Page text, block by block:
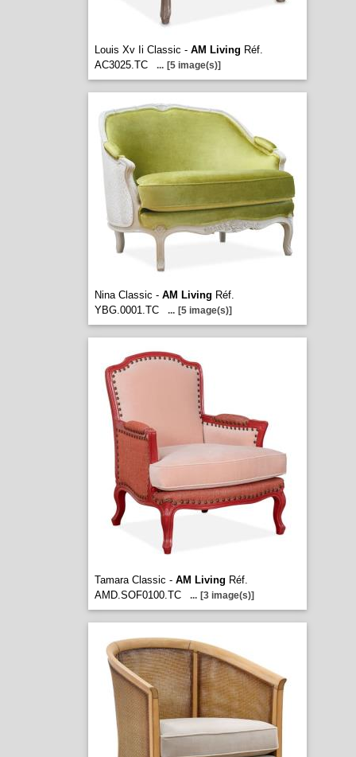
Louis Xv Ii Classic - AM Living Réf.
AC3025.TC
... [5 image(s)]
Nina Classic - AM Living Réf.
YBG.0001.TC
... [5 image(s)]
Tamara Classic - AM Living Réf.
AMD.SOF0100.TC
... [3 image(s)]